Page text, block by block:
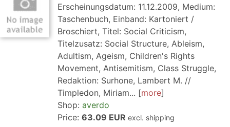
Erscheinungsdatum: 11.12.2009, Medium:
Taschenbuch, Einband: Kartoniert /
Broschiert, Titel: Social Criticism,
Titelzusatz: Social Structure, Ableism,
Adultism, Ageism, Children's Rights
Movement, Antisemitism, Class Struggle,
Redaktion: Surhone, Lambert M. //
Timpledon, Miriam...
more
Shop: averdo
Price: 63.09 EUR excl. shipping